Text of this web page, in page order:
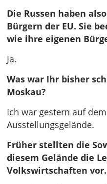
Die Russen haben
Bürgern der EU. Sie
wie ihre eigenen
Ja.
Was war Ihr bisher
Moskau?
Ich war gestern auf
Ausstellungsgelände.
Früher stellten die
diesem Gelände die
Volkswirtschaften